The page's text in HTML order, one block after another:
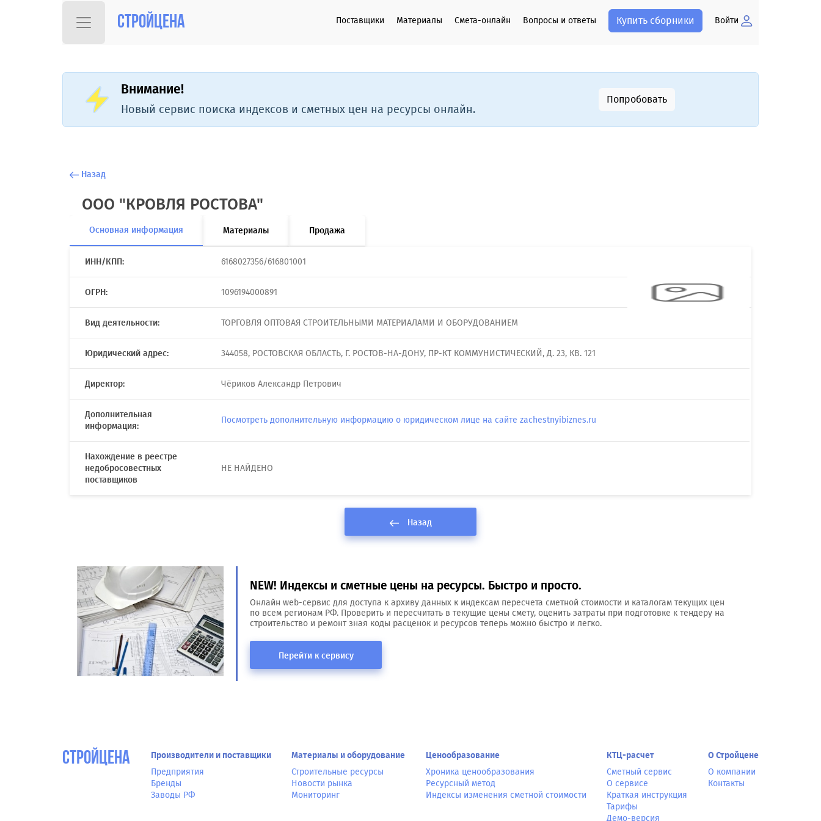
Стройцена Поставщики Материалы Смета-онлайн Вопросы и ответы Купить сборники Войти
Внимание!
Новый сервис поиска индексов и сметных цен на ресурсы онлайн.
Попробовать
Назад
ООО "КРОВЛЯ РОСТОВА"
Основная информация Материалы Продажа
ИНН/КПП: 6168027356/616801001
ОГРН: 1096194000891
Вид деятельности: ТОРГОВЛЯ ОПТОВАЯ СТРОИТЕЛЬНЫМИ МАТЕРИАЛАМИ И ОБОРУДОВАНИЕМ
Юридический адрес: 344058, РОСТОВСКАЯ ОБЛАСТЬ, Г. РОСТОВ-НА-ДОНУ, ПР-КТ КОММУНИСТИЧЕСКИЙ, Д. 23, КВ. 121
Директор: Чёриков Александр Петрович
Дополнительная
информация:
Посмотреть дополнительную информацию о юридическом лице на сайте zachestnyibiznes.ru
Нахождение в реестре
недобросовестных
поставщиков
НЕ НАЙДЕНО
Назад
NEW! Индексы и сметные цены на ресурсы. Быстро и просто.
Онлайн web-сервис для доступа к архиву данных к индексам пересчета сметной стоимости и каталогам текущих цен
по всем регионам РФ. Проверить и пересчитать в текущие цены смету, оценить затраты при подготовке к тендеру на
строительство и ремонт зная коды расценок и ресурсов теперь можно быстро и легко.
Перейти к сервису
СтройЦена
Производители и поставщики
Предприятия
Бренды
Заводы РФ
Материалы и оборудование
Строительные ресурсы
Новости рынка
Мониторинг
Ценообразование
Хроника ценообразования
Ресурсный метод
Индексы изменения сметной стоимости
КТЦ-расчет
Сметный сервис
О сервисе
Краткая инструкция
Тарифы
Демо-версия
О Стройцене
О компании
Контакты